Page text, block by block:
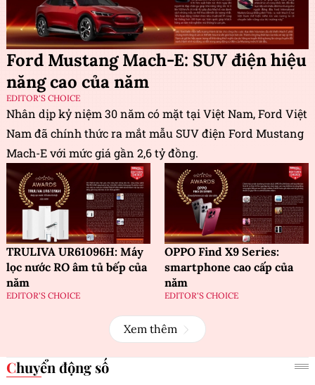
Ford Mustang Mach-E: SUV điện hiệu
năng cao của năm
EDITOR'S CHOICE
Nhân dịp kỷ niệm 30 năm có mặt tại Việt Nam, Ford Việt
Nam đã chính thức ra mắt mẫu SUV điện Ford Mustang
Mach-E với mức giá gần 2,6 tỷ đồng.
TRULIVA UR61096H: Máy
lọc nước RO âm tủ bếp của
năm
EDITOR'S CHOICE
OPPO Find X9 Series:
smartphone cao cấp của
năm
EDITOR'S CHOICE
Xem thêm
Chuyển động số